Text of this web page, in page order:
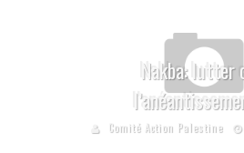
Nakba: lutter
Comité Action Palestine